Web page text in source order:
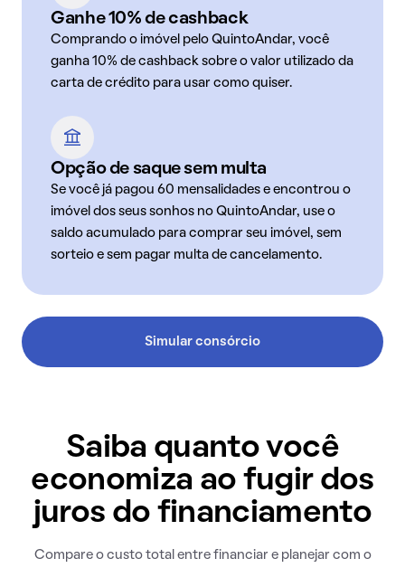
Ganhe 10% de cashback
Comprando o imóvel pelo QuintoAndar, você
ganha 10% de cashback sobre o valor utilizado da
carta de crédito para usar como quiser.
Opção de saque sem multa
Se você já pagou 60 mensalidades e encontrou o
imóvel dos seus sonhos no QuintoAndar, use o
saldo acumulado para comprar seu imóvel, sem
sorteio e sem pagar multa de cancelamento.
Simular consórcio
Saiba quanto você
economiza ao fugir dos
juros do financiamento
Compare o custo total entre financiar e planejar com o